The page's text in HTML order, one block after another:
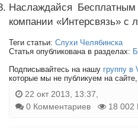
Наслаждайся
компании «Интерсвязь» с
Теги статьи: Слухи Челябинска
Статья опубликована в разделах:
Подписывайтесь на нашу группу в
которые мы не публикуем на
22 окт 2013, 13:37,
0 Комментариев
18 002